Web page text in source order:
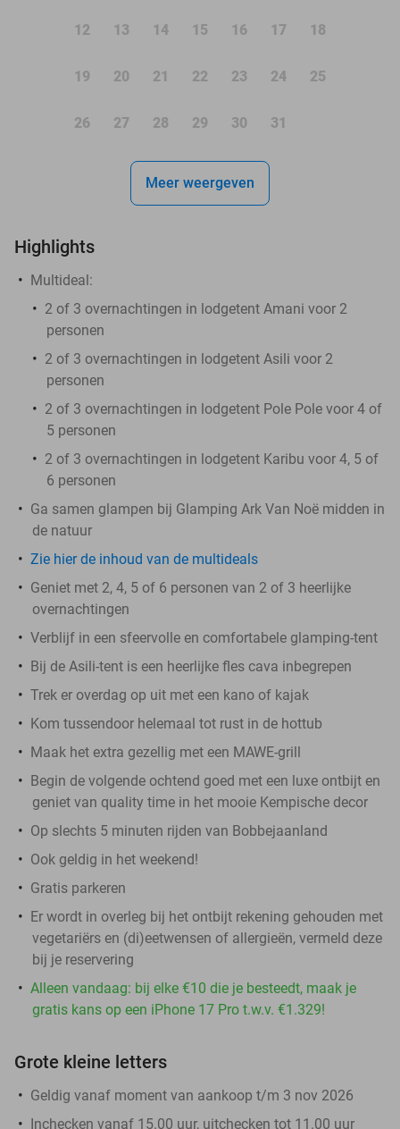
12 13 14 15 16 17 18
19 20 21 22 23 24 25
26 27 28 29 30 31
Meer weergeven
Highlights
Multideal:
2 of 3 overnachtingen in lodgetent Amani voor 2
personen
2 of 3 overnachtingen in lodgetent Asili voor 2
personen
2 of 3 overnachtingen in lodgetent Pole Pole voor 4 of
5 personen
2 of 3 overnachtingen in lodgetent Karibu voor 4, 5 of
6 personen
Ga samen glampen bij Glamping Ark Van Noë midden in
de natuur
Zie hier de inhoud van de multideals
Geniet met 2, 4, 5 of 6 personen van 2 of 3 heerlijke
overnachtingen
Verblijf in een sfeervolle en comfortabele glamping-tent
Bij de Asili-tent is een heerlijke fles cava inbegrepen
Trek er overdag op uit met een kano of kajak
Kom tussendoor helemaal tot rust in de hottub
Maak het extra gezellig met een MAWE-grill
Begin de volgende ochtend goed met een luxe ontbijt en
geniet van quality time in het mooie Kempische decor
Op slechts 5 minuten rijden van Bobbejaanland
Ook geldig in het weekend!
Gratis parkeren
Er wordt in overleg bij het ontbijt rekening gehouden met
vegetariërs en (di)eetwensen of allergieën, vermeld deze
bij je reservering
Alleen vandaag: bij elke €10 die je besteedt, maak je
gratis kans op een iPhone 17 Pro t.w.v. €1.329!
Grote kleine letters
Geldig vanaf moment van aankoop t/m 3 nov 2026
Inchecken vanaf 15.00 uur, uitchecken tot 11.00 uur